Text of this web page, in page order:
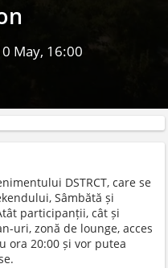
May, 16:00
DSTRCT, care se
Sâmbătă și
participanții, cât și
uri, zonă de lounge, acces
ora 20:00 și vor putea